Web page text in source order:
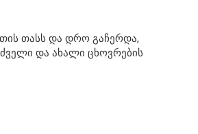
თასს და დრო გაჩერდა,
და ახალი ცხოვრების